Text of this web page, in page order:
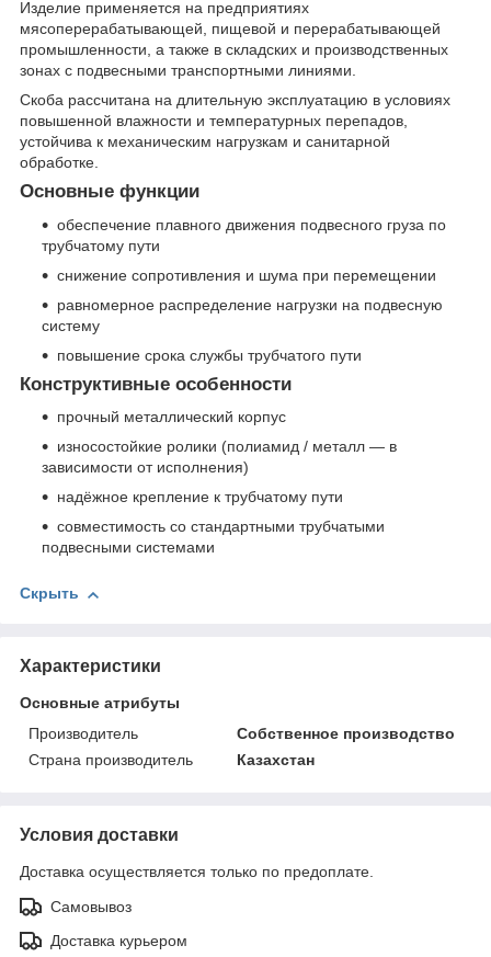
Изделие применяется на предприятиях
мясоперерабатывающей, пищевой и перерабатывающей
промышленности, а также в складских и производственных
зонах с подвесными транспортными линиями.
Скоба рассчитана на длительную эксплуатацию в условиях
повышенной влажности и температурных перепадов,
устойчива к механическим нагрузкам и санитарной
обработке.
Основные функции
обеспечение плавного движения подвесного груза по
трубчатому пути
снижение сопротивления и шума при перемещении
равномерное распределение нагрузки на подвесную
систему
повышение срока службы трубчатого пути
Конструктивные особенности
прочный металлический корпус
износостойкие ролики (полиамид / металл — в
зависимости от исполнения)
надёжное крепление к трубчатому пути
совместимость со стандартными трубчатыми
подвесными системами
Скрыть
Характеристики
Основные атрибуты
Производитель
Собственное производство
Страна производитель
Казахстан
Условия доставки
Доставка осуществляется только по предоплате.
Самовывоз
Доставка курьером